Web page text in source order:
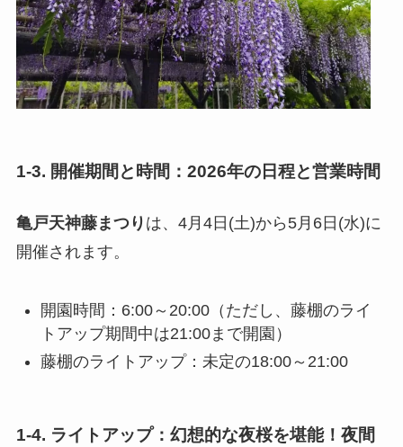
1-3. 開催期間と時間：2026年の日程と営業時間
亀戸天神藤まつり は、4月4日(土)から5月6日(水)に
開催されます。
開園時間：6:00～20:00（ただし、藤棚のライ
トアップ期間中は21:00まで開園）
藤棚のライトアップ：未定の18:00～21:00
1-4. ライトアップ：幻想的な夜桜を堪能！夜間